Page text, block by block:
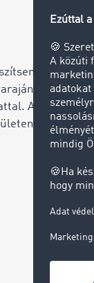
a
az
A
válassza